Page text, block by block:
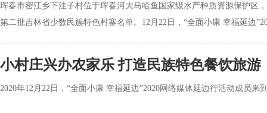
珲春市密江乡下洼子村位于珲春河大马哈鱼国家级水产种质资源保护区
第二批吉林省少数民族特色村寨名单。12月22日，“全面小康 幸福延边
小村庄兴办农家乐 打造民族特色餐饮旅游
2020年12月22日，“全面小康 幸福延边”2020网络媒体延边行活动成员